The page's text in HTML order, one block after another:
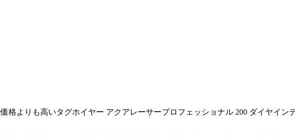
よりも高いタグホイヤー アクアレーサープロフェッショナル 200 ダイヤイン